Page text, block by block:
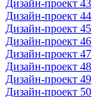
Дизайн-проект 43
Дизайн-проект 44
Дизайн-проект 45
Дизайн-проект 46
Дизайн-проект 47
Дизайн-проект 48
Дизайн-проект 49
Дизайн-проект 50